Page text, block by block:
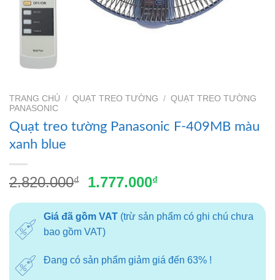
TRANG CHỦ / QUẠT TREO TƯỜNG / QUẠT TREO TƯỜNG
PANASONIC
Quạt treo tường Panasonic F-409MB màu
xanh blue
2.820.000₫
Giá
là:
2.820.000₫.
1.777.000₫Giá
tại
là:
Giá đã gồm VAT(trừ sản phẩm có ghi chú chưa
bao gồm VAT)
Đang có sản phẩm giảm giá đến 63% !